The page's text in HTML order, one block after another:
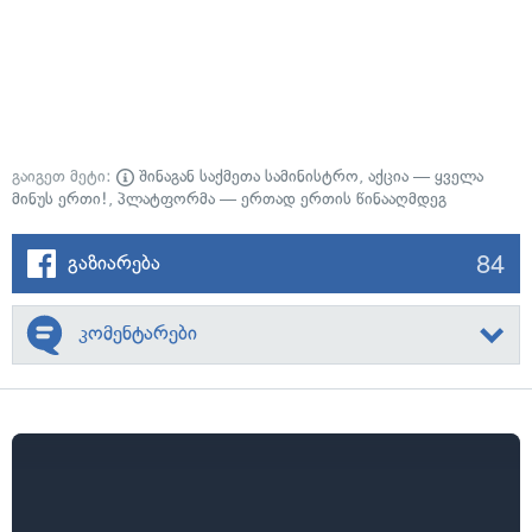
გაიგეთ მეტი: შინაგან საქმეთა სამინისტრო, აქცია — ყველა
მინუს ერთი!, პლატფორმა — ერთად ერთის წინააღმდეგ
გაზიარება 84
კომენტარები